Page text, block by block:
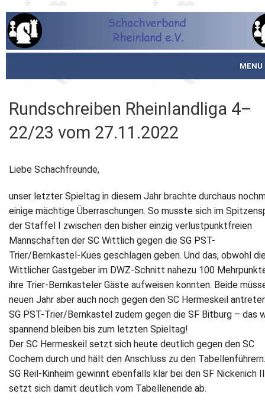
MENU
Schachjugend
Meistertafel
Fotos
Service
Newsletter
Kontakt
Impressum
Datenschutz
Rundschreiben Rheinlandliga 4–
22/23 vom 27.11.2022
Liebe Schachfreunde,
unser letzter Spieltag in diesem Jahr brachte durchaus
einige mächtige Überraschungen. So musste sich im
der Staffel I zwischen den bisher einzig verlustpunktfreien
Mannschaften der SC Wittlich gegen die SG PST-
Trier/Bernkastel-Kues geschlagen geben. Und das, obwohl
Wittlicher Gastgeber im DWZ-Schnitt nahezu 100
ihre Trier-Bernkasteler Gäste aufweisen konnten. Beide
neuen Jahr aber auch noch gegen den SC Hermeskeil
SG PST-Trier/Bernkastel zudem gegen die SF Bitburg – das
spannend bleiben bis zum letzten Spieltag!
Der SC Hermeskeil setzt sich heute deutlich gegen den SC
Cochem durch und hält den Anschluss zu den
SG Reil-Kinheim gewinnt ebenfalls klar bei den SF Nickenich
setzt sich damit deutlich vom Tabellenende ab.